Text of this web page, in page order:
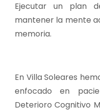
Ejecutar un plan
mantener la mente
memoria.
En Villa Soleares
enfocado en
Deterioro Cognitivo